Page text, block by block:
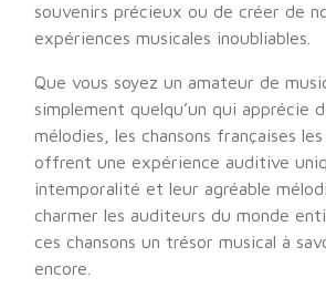
souvenirs précieux ou de créer de
expériences musicales inoubliables.
Que vous soyez un amateur de
simplement quelqu’un qui apprécie
mélodies, les chansons françaises
offrent une expérience auditive
intemporalité et leur agréable
charmer les auditeurs du monde
ces chansons un trésor musical à
encore.